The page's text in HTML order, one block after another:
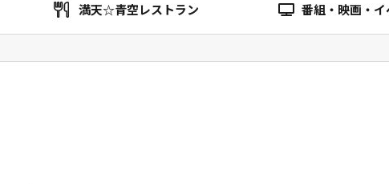
満天☆青空レストラン 番組・映画・